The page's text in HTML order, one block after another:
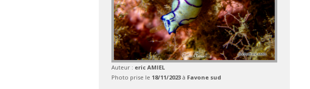
Auteur : eric AMIEL
Photo prise le 18/11/2023à Favone sud